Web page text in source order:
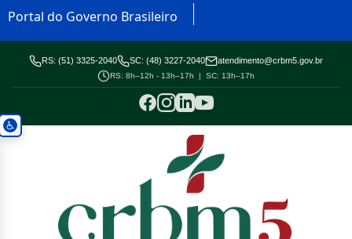
Portal do Governo Brasileiro
RS: (51) 3325-2040 SC: (48) 3227-2040 atendimento@crbm5.gov.br
RS: 8h–12h - 13h–17h | SC: 13h–17h